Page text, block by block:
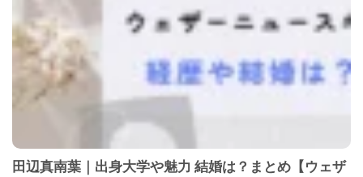
田辺真南葉｜出身大学や魅力 結婚は？まとめ【ウェザ